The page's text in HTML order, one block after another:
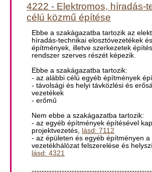
4222 - Elektromos, híradás-
célú közmű építése
Ebbe a szakágazatba tartozik az
híradás-technikai elosztóvezetékek
építmények, illetve szerkezetek
rendszer szerves részét képezik.
Ebbe a szakágazatba tartozik:
- az alábbi célú egyéb építmények
- távolsági és helyi távközlési és
vezetékek
- erőmű
Nem ebbe a szakágazatba tartozik:
- az egyéb építmények építésével
projektvezetés, lásd: 7112
- az épületen és egyéb építményen a
vezetékhálózat felszerelése és
lásd: 4321